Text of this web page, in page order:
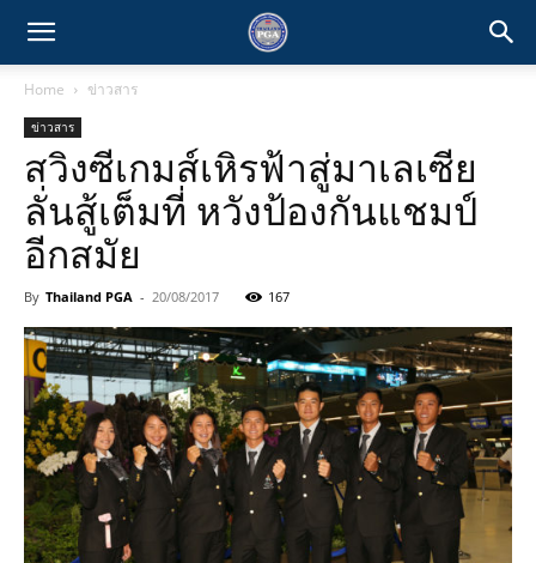
Home ข่าวสาร
ข่าวสาร
สวิงซีเกมส์เหิรฟ้าสู่มาเลเซีย
ลั่นสู้เต็มที่ หวังป้องกันแชมป์
อีกสมัย
By Thailand PGA - 20/08/2017 167